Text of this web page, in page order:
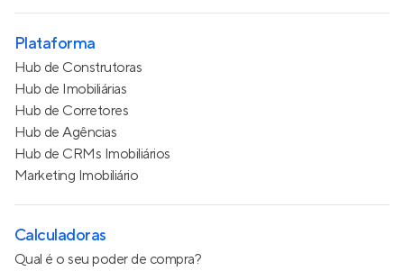
Plataforma
Hub de Construtoras
Hub de Imobiliárias
Hub de Corretores
Hub de Agências
Hub de CRMs Imobiliários
Marketing Imobiliário
Calculadoras
Qual é o seu poder de compra?